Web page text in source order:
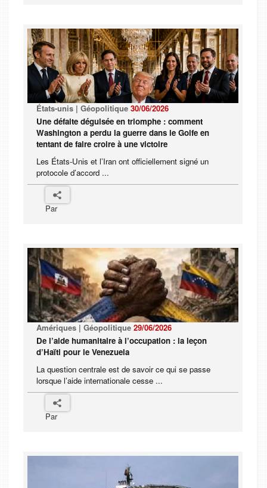
États-unis | Géopolitique 30/06/2026
Une défaite déguisée en triomphe : comment
Washington a perdu la guerre dans le Golfe en
tentant de faire croire à une victoire
Les États-Unis et l’Iran ont officiellement signé un
protocole d’accord ...
Par
Amériques | Géopolitique 29/06/2026
De l’aide humanitaire à l’occupation : la leçon
d’Haïti pour le Venezuela
La question centrale est de savoir ce qui se passe
lorsque l’aide internationale cesse ...
Par